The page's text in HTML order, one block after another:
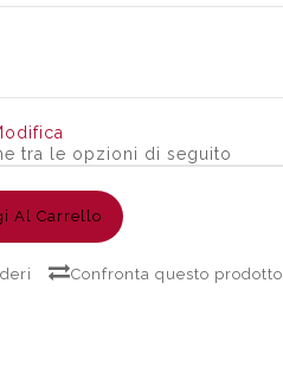
tra le opzioni di seguito
Al Carrello
Confronta questo prodotto